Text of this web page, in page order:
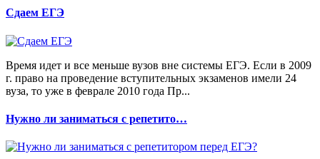
Сдаем ЕГЭ
Время идет и все меньше вузов вне системы ЕГЭ. Если в 2009
г. право на проведение вступительных экзаменов имели 24
вуза, то уже в феврале 2010 года Пр...
Нужно ли заниматься с репетито…